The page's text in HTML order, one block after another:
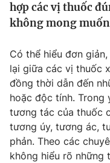
Thế giới
Thế giới đó đây
Câu chuyện quốc tế
Kinh tế
Tài chính
Thị trường
Góc doanh nghiệp
Dữ liệu và đời sống
Truyền hình
Phim VTV
hợp các vị thuốc
không mong
Có thể hiểu đơn
lại giữa các vị thuốc
đồng thời dẫn đến
hoặc độc tính.
tương tác của thuốc
tương úy, tương ác,
phản. Theo các
không hiểu rõ những